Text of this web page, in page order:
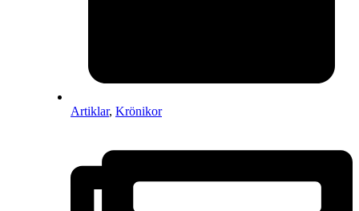
Artiklar, Krönikor